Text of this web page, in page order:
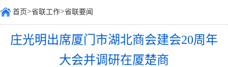
首页>省联工作>省联要闻
庄光明出席厦门市湖北商会建会20周年
大会并调研在厦楚商